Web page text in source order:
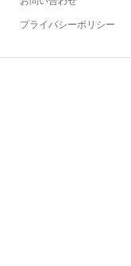
プライバシーポリシー